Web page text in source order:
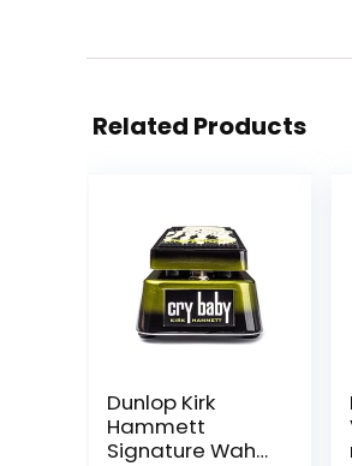
Related Products
Dunlop Kirk
Hammett
Signature Wah